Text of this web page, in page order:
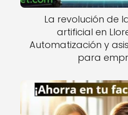
La revolución de
artificial en
Automatización y
para